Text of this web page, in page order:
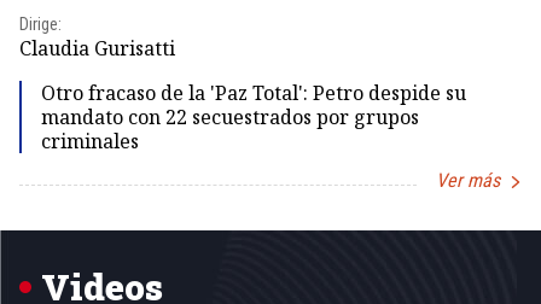
Dirige:
Claudia Gurisatti
Otro fracaso de la 'Paz Total': Petro despide su
mandato con 22 secuestrados por grupos
criminales
Ver más
Videos